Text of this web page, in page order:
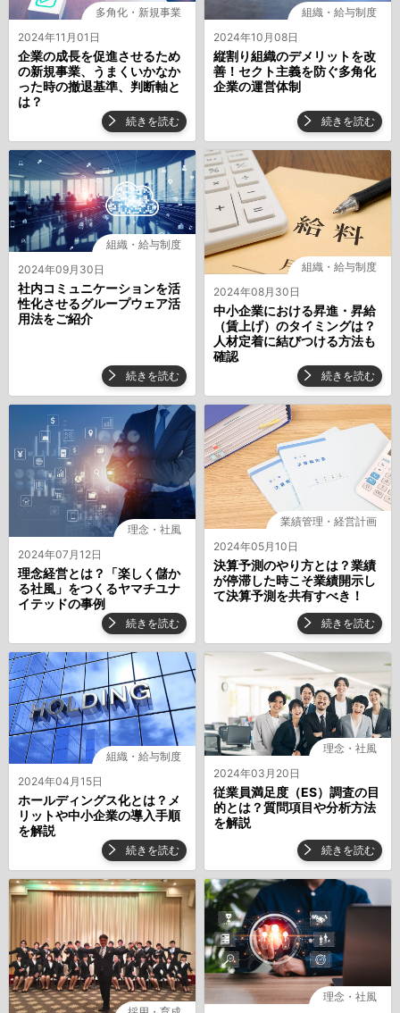
2024年11月01日
多角化・新規事業
企業の成長を促進させるため
の新規事業、うまくいかなか
った時の撤退基準、判断軸と
は？
続きを読む
2024年10月08日
組織・給与制度
縦割り組織のデメリットを改
善！セクト主義を防ぐ多角化
企業の運営体制
続きを読む
2024年09月30日
組織・給与制度
社内コミュニケーションを活
性化させるグループウェア活
用法をご紹介
続きを読む
2024年08月30日
組織・給与制度
中小企業における昇進・昇給
（賃上げ）のタイミングは？
人材定着に結びつける方法も
確認
続きを読む
2024年07月12日
理念・社風
理念経営とは？「楽しく儲か
る社風」をつくるヤマチユナ
イテッドの事例
続きを読む
2024年05月10日
業績管理・経営計画
決算予測のやり方とは？業績
が停滞した時こそ業績開示し
て決算予測を共有すべき！
続きを読む
2024年04月15日
組織・給与制度
ホールディングス化とは？メ
リットや中小企業の導入手順
を解説
続きを読む
2024年03月20日
理念・社風
従業員満足度（ES）調査の目
的とは？質問項目や分析方法
を解説
続きを読む
理念・社風